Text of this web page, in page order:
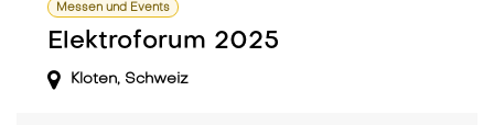
Messen und Events
Elektroforum 2025
Kloten, Schweiz